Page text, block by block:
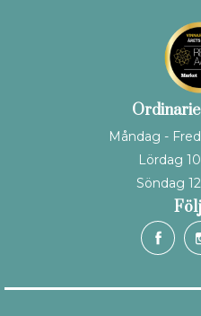
Måndag -
Lördag
Söndag